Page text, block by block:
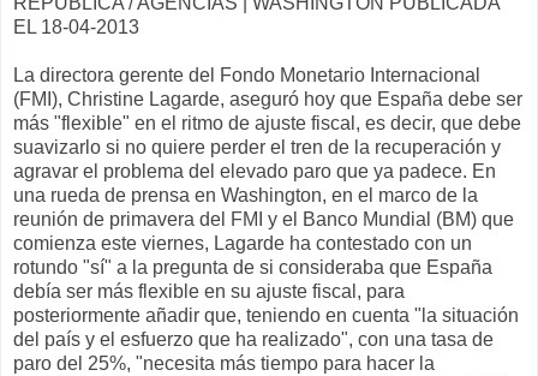
EL 18-04-2013
La directora gerente del Fondo Monetario Internacional
(FMI), Christine Lagarde, aseguró hoy que España debe ser
más "flexible" en el ritmo de ajuste fiscal, es decir, que debe
suavizarlo si no quiere perder el tren de la recuperación y
agravar el problema del elevado paro que ya padece. En
una rueda de prensa en Washington, en el marco de la
reunión de primavera del FMI y el Banco Mundial (BM) que
comienza este viernes, Lagarde ha contestado con un
rotundo "sí" a la pregunta de si consideraba que España
debía ser más flexible en su ajuste fiscal, para
posteriormente añadir que, teniendo en cuenta "la situación
del país y el esfuerzo que ha realizado", con una tasa de
paro del 25%, "necesita más tiempo para hacer la